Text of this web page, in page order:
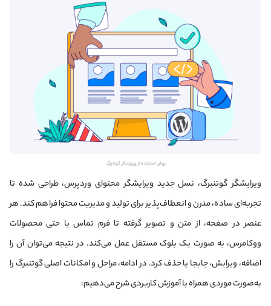
روش استفاده از ویرایشگر گوتنبرگ
ویرایشگر گوتنبرگ، نسل جدید ویرایشگر محتوای وردپرس، طراحی شده تا
تجربه‌ای ساده، مدرن و انعطاف‌پذیر برای تولید و مدیریت محتوا فراهم کند. هر
عنصر در صفحه، از متن و تصویر گرفته تا فرم تماس یا حتی محصولات
ووکامرس، به صورت یک بلوک مستقل عمل می‌کند. در نتیجه می‌توان آن را
اضافه، ویرایش، جابجا یا حذف کرد. در ادامه، مراحل و امکانات اصلی گوتنبرگ را
به‌صورت موردی همراه با آموزش کاربردی شرح می‌دهیم: